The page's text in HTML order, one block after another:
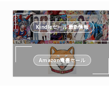
Kindleセール最新情報
Amazon電書セール